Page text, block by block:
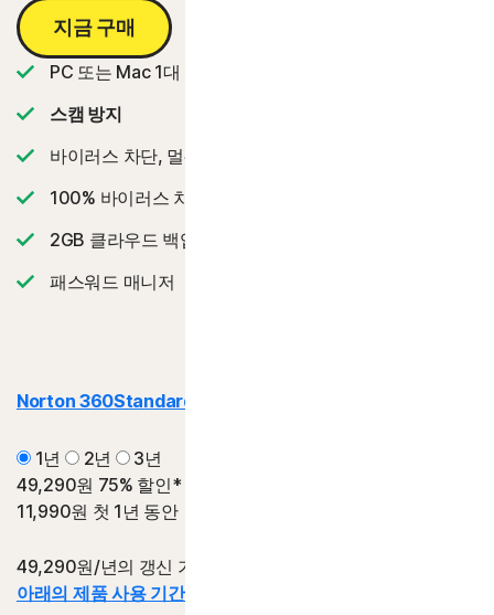
지금 구매
PC 또는 Mac 1대
스캠 방지
바이러스 차단, 멀웨어, 랜섬웨어 및 해킹으로부터 보호
100% 바이러스 차단 보증
2GB 클라우드 백업
패스워드 매니저
Norton 360Standard | 스탠다드
1년 2년
3년
49,290원 75% 할인*
11,990원 첫 1년 동안
49,290원/년의 갱신 가격 대비 절감액.
아래의 제품 사용 기간 정보를 참조하십시오.*